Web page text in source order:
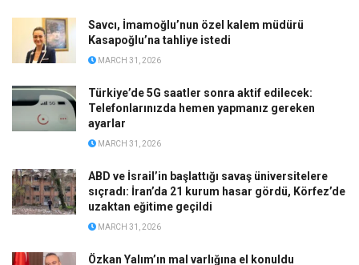
Savcı, İmamoğlu’nun özel kalem müdürü
Kasapoğlu’na tahliye istedi
MARCH 31, 2026
Türkiye’de 5G saatler sonra aktif edilecek:
Telefonlarınızda hemen yapmanız gereken
ayarlar
MARCH 31, 2026
ABD ve İsrail’in başlattığı savaş üniversitelere
sıçradı: İran’da 21 kurum hasar gördü, Körfez’de
uzaktan eğitime geçildi
MARCH 31, 2026
Özkan Yalım’ın mal varlığına el konuldu